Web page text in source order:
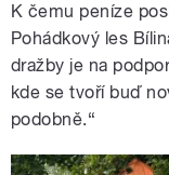
K čemu peníze
Pohádkový les
dražby je na
kde se tvoří buď
podobně.“